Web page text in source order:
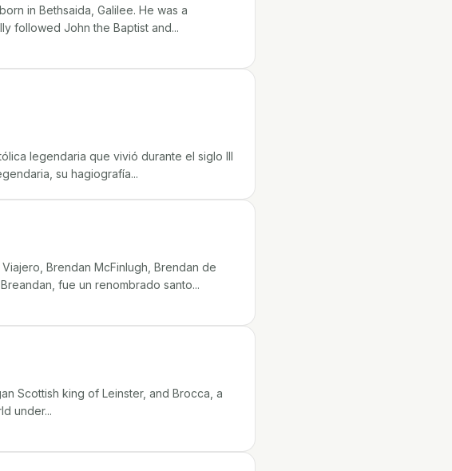
in Bethsaida, Galilee. He was a
followed John the Baptist and...
legendaria que vivió durante el siglo III
su hagiografía...
Brendan McFinlugh, Brendan de
fue un renombrado santo...
Scottish king of Leinster, and Brocca, a
under...